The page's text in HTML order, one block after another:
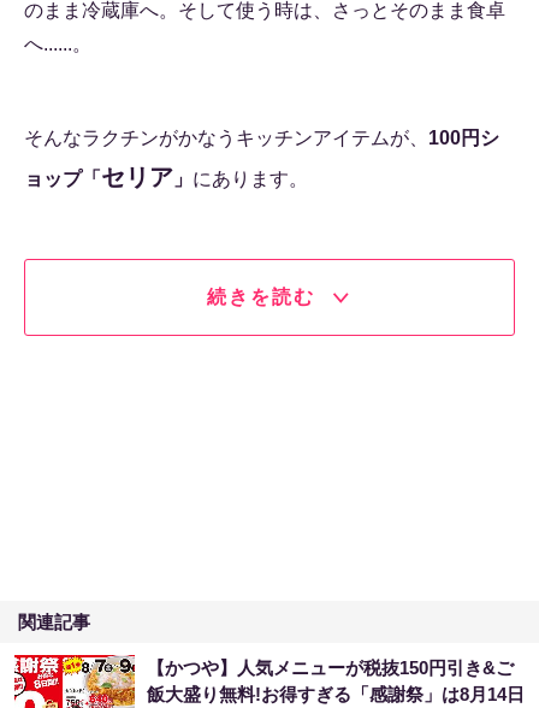
のまま冷蔵庫へ。そして使う時は、さっとそのまま食卓
へ......。
そんなラクチンがかなうキッチンアイテムが、 100円シ
ョップ「 セリア 」 にあります。
続きを読む
関連記事
【かつや】人気メニューが税抜150円引き&ご
飯大盛り無料!お得すぎる「感謝祭」は8月14日